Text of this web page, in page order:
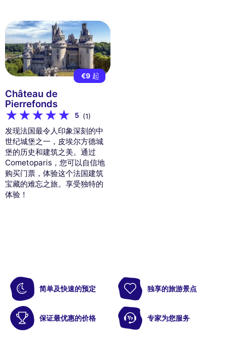
€9 起
Château de
Pierrefonds
5 (1)
发现法国最令人印象深刻的中
世纪城堡之一，皮埃尔方德城
堡的历史和建筑之美。通过
Cometoparis，您可以自信地
购买门票，体验这个法国建筑
宝藏的难忘之旅。享受独特的
体验！
简单及快速的预定 独享的旅游景点
保证最优惠的价格 专家为您服务